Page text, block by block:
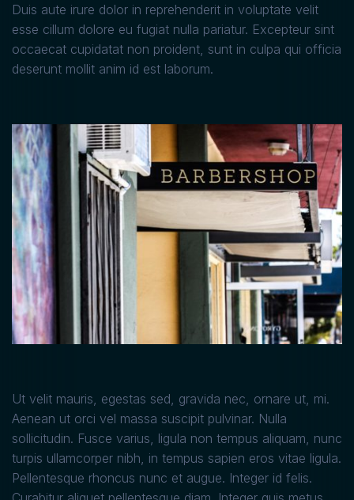
Duis aute irure dolor in reprehenderit in voluptate velit
esse cillum dolore eu fugiat nulla pariatur. Excepteur sint
occaecat cupidatat non proident, sunt in culpa qui officia
deserunt mollit anim id est laborum.
Ut velit mauris, egestas sed, gravida nec, ornare ut, mi.
Aenean ut orci vel massa suscipit pulvinar. Nulla
sollicitudin. Fusce varius, ligula non tempus aliquam, nunc
turpis ullamcorper nibh, in tempus sapien eros vitae ligula.
Pellentesque rhoncus nunc et augue. Integer id felis.